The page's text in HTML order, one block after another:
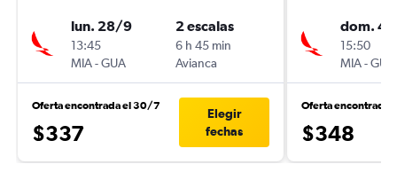
lun. 28/9
13:45
MIA-GUA
2 escalas
6 h 45 min
Avianca
Oferta encontrada el 30/7
$337
Elegir
fechas
dom. 4/
15:50
MIA-GUA
Oferta encontrada
$348